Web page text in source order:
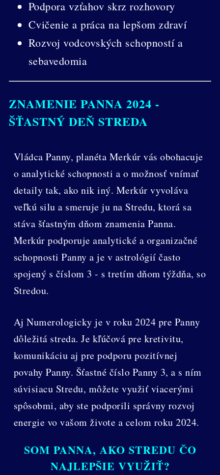
Podpora vzťahov skrz rozhovory
Cvičenie a práca na lepšom zdraví
Rozvoj vodcovských schopností a
sebavedomia
ZNAMENIE PANNA 2024 -
ŠŤASTNÝ DEŇ STREDA
Vládca Panny, planéta Merkúr vás obohacuje
o analytické schopnosti a o možnosť vnímať
detaily tak, ako nik iný. Merkúr vyvoláva
veľkú silu a smeruje ju na Stredu, ktorá sa
stáva šťastným dňom znamenia Panna.
Merkúr podporuje analytické a organizačné
schopnosti Panny a je v astrológií často
spojený s číslom 3 - s tretím dňom týždňa, so
Stredou.
Aj Numerologicky je v roku 2024 pre Panny
dôležitá streda. Je kľúčová pre kretivitu,
komunikáciu aj pre podporu pozitívnej
povahy Panny. Šťastné číslo Panny 3, a s ním
súvisiacu Stredu, môžete využiť viacerými
spôsobmi, aby ste podporili správny rozvoj
energie vo vašom živote a celom roku 2024.
SOM PANNA, AKO STREDU ČO
NAJLEPŠIE VYUŽIŤ?